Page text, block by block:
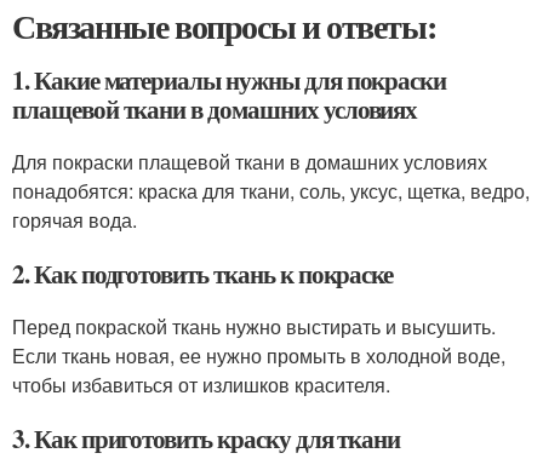
Связанные вопросы и ответы:
1. Какие материалы нужны для покраски
плащевой ткани в домашних условиях
Для покраски плащевой ткани в домашних условиях
понадобятся: краска для ткани, соль, уксус, щетка, ведро,
горячая вода.
2. Как подготовить ткань к покраске
Перед покраской ткань нужно выстирать и высушить.
Если ткань новая, ее нужно промыть в холодной воде,
чтобы избавиться от излишков красителя.
3. Как приготовить краску для ткани